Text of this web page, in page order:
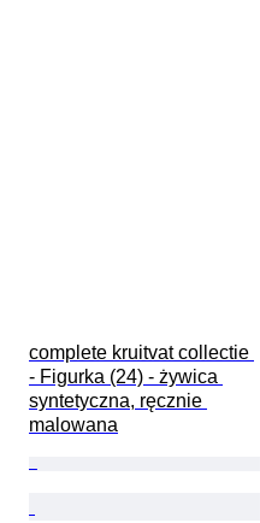
complete kruitvat collectie
- Figurka (24) - żywica
syntetyczna, ręcznie
malowana